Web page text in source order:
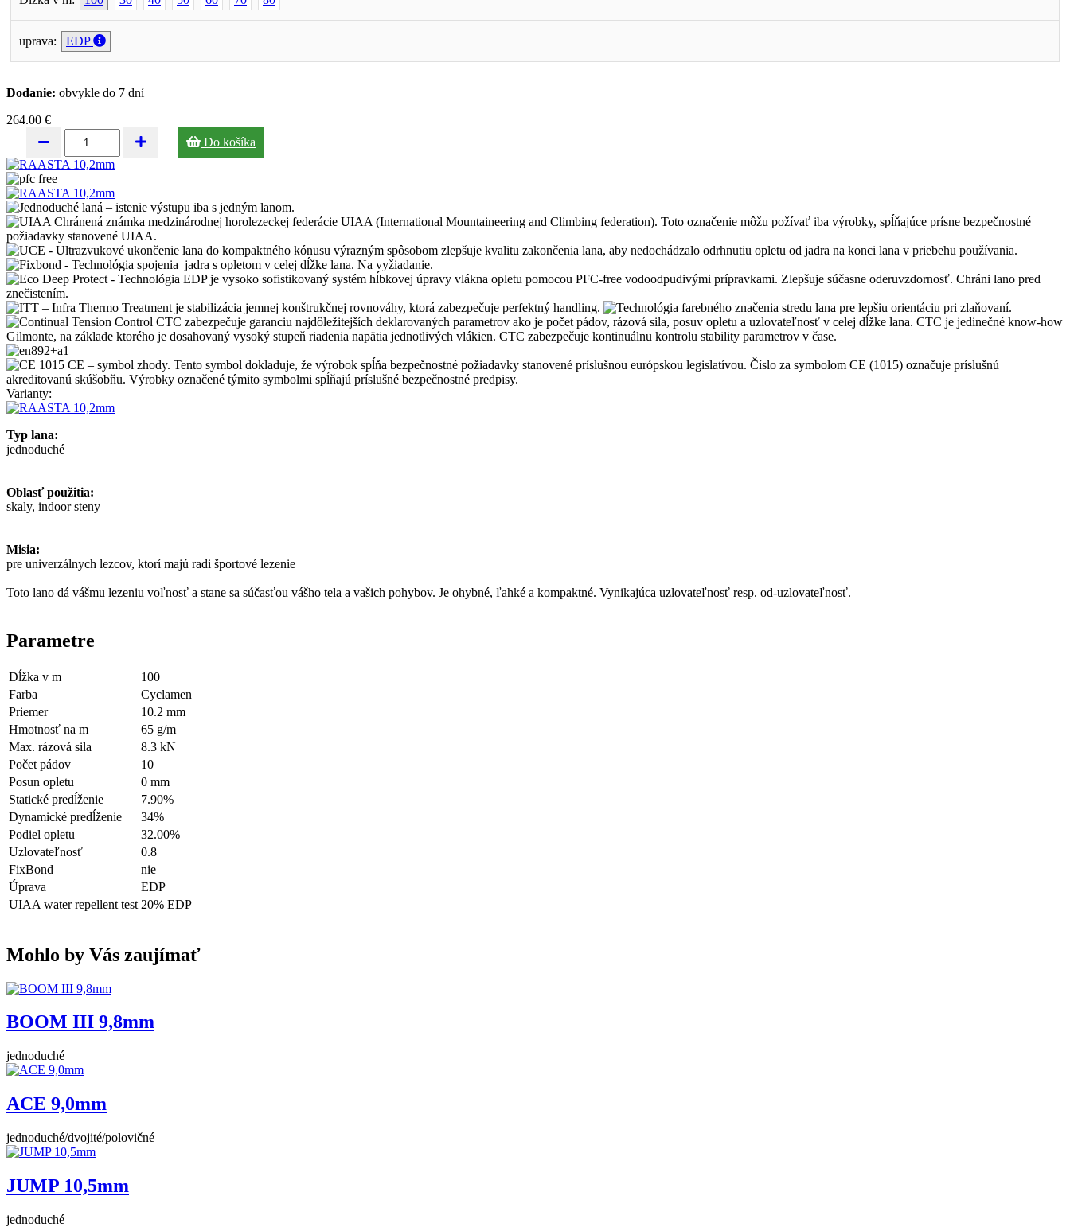
uprava: EDP
Dodanie: obvykle do 7 dní
264.00 €
Do košíka
Varianty:
Typ lana:
jednoduché
Oblasť použitia:
skaly, indoor steny
Misia:
pre univerzálnych lezcov, ktorí majú radi športové lezenie
Toto lano dá vášmu lezeniu voľnosť a stane sa súčasťou vášho tela a vašich pohybov. Je ohybné, ľahké a kompaktné. Vynikajúca uzlovateľnosť resp. od-uzlovateľnosť.
Parametre
Dĺžka v m
100
Farba
Cyclamen
Priemer
10.2 mm
Hmotnosť na m
65 g/m
Max. rázová sila
8.3 kN
Počet pádov
10
Posun opletu
0 mm
Statické predĺženie
7.90%
Dynamické predĺženie
34%
Podiel opletu
32.00%
Uzlovateľnosť
0.8
FixBond
nie
Úprava
EDP
UIAA water repellent test 20% EDP
Mohlo by Vás zaujímať
BOOM III 9,8mm
jednoduché
ACE 9,0mm
jednoduché/dvojité/polovičné
JUMP 10,5mm
jednoduché